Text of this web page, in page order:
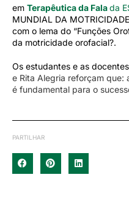
em Terapêutica da Falada
MUNDIAL DA
com o lema do “Funções
da motricidade orofacial?.
Os estudantes e as docentes
e Rita Alegria reforçam que:
é fundamental para o
PARTILHAR